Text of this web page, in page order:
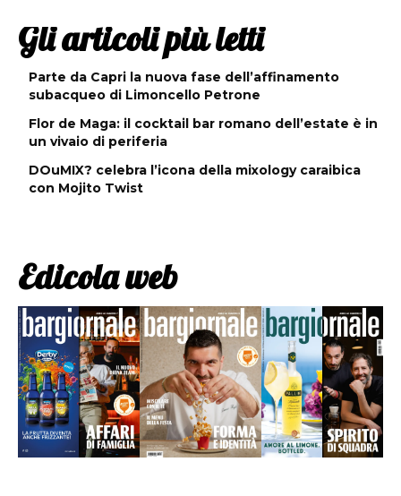
Gli articoli più letti
Parte da Capri la nuova fase dell’affinamento
subacqueo di Limoncello Petrone
Flor de Maga: il cocktail bar romano dell’estate è in
un vivaio di periferia
DOuMIX? celebra l’icona della mixology caraibica
con Mojito Twist
Edicola web